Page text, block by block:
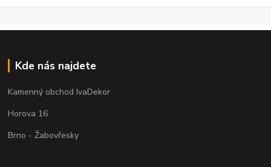
Kde nás najdete
Kamenný obchod IvaDekor
Horova 16
Brno - Žabovřesky